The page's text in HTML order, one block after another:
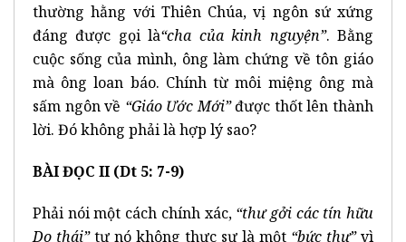
thường hằng với Thiên Chúa, vị ngôn sứ xứng
đáng được gọi là“cha của kinh nguyện”. Bằng
cuộc sống của mình, ông làm chứng về tôn giáo
mà ông loan báo. Chính từ môi miệng ông mà
sấm ngôn về “Giáo Ước Mới” được thốt lên thành
lời. Đó không phải là hợp lý sao?
BÀI ĐỌC II (Dt 5: 7-9)
Phải nói một cách chính xác, “thư gởi các tín hữu
Do thái” tự nó không thực sự là một “bức thư” vì